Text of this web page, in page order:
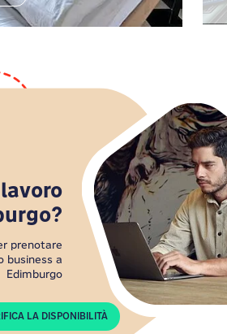
e conveniente, beh… non
ma il nostro hotel vicino
tue avventure.
prenotare
business a
Edimburgo
LA DISPONIBILITÀ